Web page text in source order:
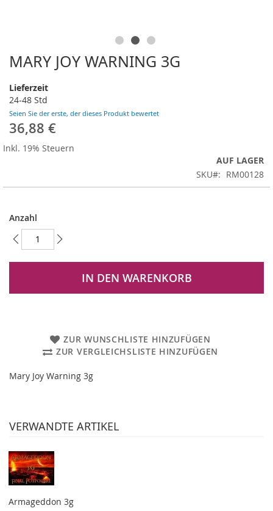
Zum
Anfang
der
Bildergalerie
springen
MARY JOY WARNING 3G
Lieferzeit
24-48 Std
Seien Sie der erste, der dieses Produkt bewertet
36,88 €
Inkl. 19% Steuern
AUF LAGER
SKU
RM00128
Anzahl
IN DEN WARENKORB
ZUR WUNSCHLISTE HINZUFÜGEN
ZUR VERGLEICHSLISTE HINZUFÜGEN
Mary Joy Warning 3g
VERWANDTE ARTIKEL
Armageddon 3g